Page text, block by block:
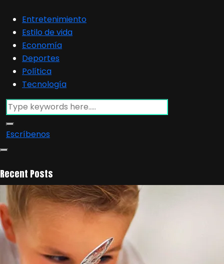
Entretenimiento
Estilo de vida
Economía
Deportes
Política
Tecnología
Escríbenos
Recent Posts